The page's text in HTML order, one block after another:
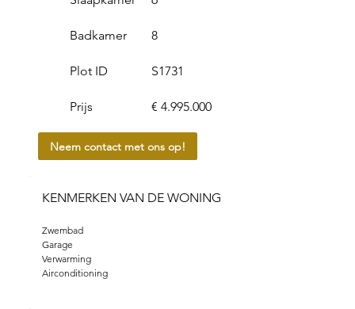
Badkamer 8
Plot ID
Prijs
S1731
€ 4.995.000
Neem contact met ons op!
KENMERKEN VAN DE WONING
Zwembad
Garage
Verwarming
Airconditioning